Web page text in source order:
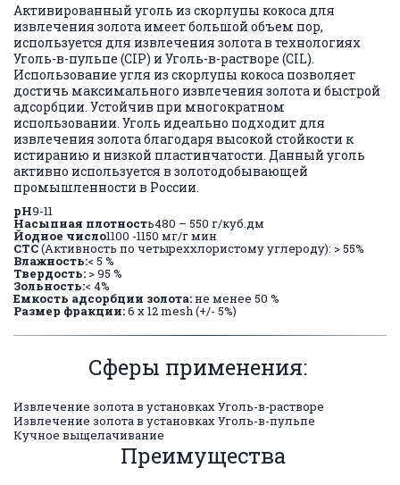
Активированный уголь из скорлупы кокоса для
извлечения золота имеет большой объем пор,
используется для извлечения золота в технологиях
Уголь-в-пульпе (CIP) и Уголь-в-растворе (CIL).
Использование угля из скорлупы кокоса позволяет
достичь максимального извлечения золота и быстрой
адсорбции. Устойчив при многократном
использовании. Уголь идеально подходит для
извлечения золота благодаря высокой стойкости к
истиранию и низкой пластинчатости. Данный уголь
активно используется в золотодобывающей
промышленности в России.
pH9-11
Насыпная плотность480 – 550 г/куб.дм
Йодное число1100 -1150 мг/г мин
СТС(Активность по четыреххлористому углероду): > 55%
Влажность:< 5 %
Твердость: > 95 %
Зольность:< 4%
Емкость адсорбции золота:не менее 50 %
Размер фракции:6 х 12 mesh (+/- 5%)
Сферы применения:
Извлечение золота в установках Уголь-в-растворе
Извлечение золота в установках Уголь-в-пульпе
Кучное выщелачивание
Преимущества